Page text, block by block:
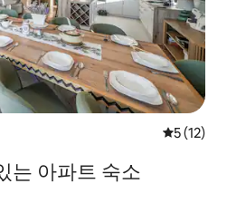
평점 5점
5 (12)
는 아파트 숙소